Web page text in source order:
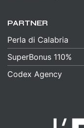
PARTNER
Perla di Calabria
SuperBonus 110%
Codex Agency